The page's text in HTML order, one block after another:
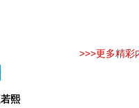
>>>更多精彩
熙